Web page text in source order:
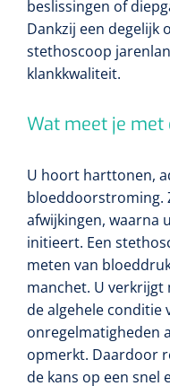
beslissingen of
Dankzij een degelijk
stethoscoop
klankkwaliteit.
Wat meet je met
U hoort harttonen,
bloeddoorstroming.
afwijkingen, waarna
initieert. Een
meten van
manchet. U
de algehele conditie
onregelmatigheden
opmerkt. Daardoor
de kans op een snel